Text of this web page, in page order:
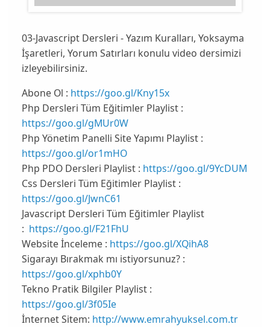
03-Javascript Dersleri - Yazım Kuralları, Yoksayma
İşaretleri, Yorum Satırları konulu video dersimizi
izleyebilirsiniz.
Abone Ol : https://goo.gl/Kny15x
Php Dersleri Tüm Eğitimler Playlist :
https://goo.gl/gMUr0W
Php Yönetim Panelli Site Yapımı Playlist :
https://goo.gl/or1mHO
Php PDO Dersleri Playlist : https://goo.gl/9YcDUM
Css Dersleri Tüm Eğitimler Playlist :
https://goo.gl/JwnC61
Javascript Dersleri Tüm Eğitimler Playlist
: https://goo.gl/F21FhU
Website İnceleme : https://goo.gl/XQihA8
Sigarayı Bırakmak mı istiyorsunuz? :
https://goo.gl/xphb0Y
Tekno Pratik Bilgiler Playlist :
https://goo.gl/3f05Ie
İnternet Sitem: http://www.emrahyuksel.com.tr